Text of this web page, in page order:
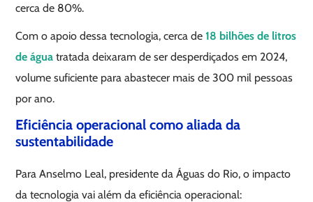
cerca de 80%.
Com o apoio dessa tecnologia, cerca de18 bilhões de litros
de água tratada deixaram de ser desperdiçados em 2024,
volume suficiente para abastecer mais de 300 mil pessoas
por ano.
Eficiência operacional como aliada da
sustentabilidade
Para Anselmo Leal, presidente da Águas do Rio, o impacto
da tecnologia vai além da eficiência operacional: